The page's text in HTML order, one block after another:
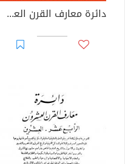
دائرة معارف القرن العشرين - المجلد الثاني